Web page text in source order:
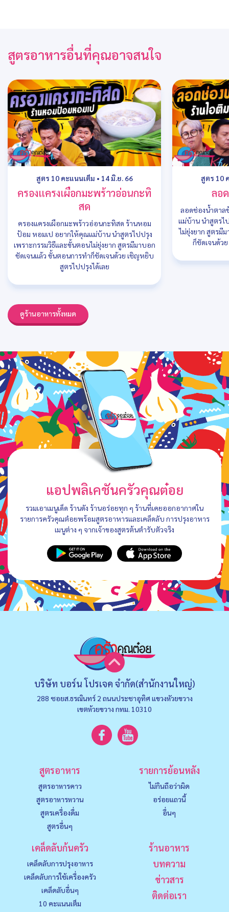
สูตรอาหารอื่นที่คุณอาจสนใจ
สูตร 10 คะแนนเต็ม • 14 มิ.ย. 66
ครองแครงเผือกมะพร้าวอ่อนกะทิ
สด
ครองแครงเผือกมะพร้าวอ่อนกะทิสด ร้านหอม
ป้อม หอมเป อยากให้คุณแม่บ้าน นำสูตรไปปรุง
เพราะกรรมวิธีและขั้นตอนไม่ยุ่งยาก สูตรมีมาบอก
ชัดเจนแล้ว ขั้นตอนการทำก็ชัดเจนด้วย เชิญหยิบ
สูตรไปปรุงได้เลย
สูตร 10
ลอ
ลอดช่องน้ำตาล
แม่บ้าน นำสูตรไ
ไม่ยุ่งยาก สูตรมี
ก็ชัดเจนด้ว
ดูร้านอาหารทั้งหมด
แอปพลิเคชันครัวคุณต๋อย
รวมเอาเมนูเด็ด ร้านดัง ร้านอร่อยทุก ๆ ร้านที่เคยออกอากาศใน
รายการครัวคุณต๋อยพร้อมสูตรอาหารและเคล็ดลับ การปรุงอาหาร
เมนูต่าง ๆ จากเจ้าของสูตรต้นตำรับตัวจริง
บริษัท บอร์น โปรเจค จำกัด(สำนักงานใหญ่)
288 ซอยส.ธรณินทร์ 2 ถนนประชาอุทิศ แขวงหัวยขวาง
เขตห้วยขวาง กทม. 10310
สูตรอาหาร
สูตรอาหารคาว
สูตรอาหารหวาน
สูตรเครื่องดื่ม
สูตรอื่นๆ
รายการย้อนหลัง
ไม่กินถือว่าผิด
อร่อยแถวนี้
อื่นๆ
เคล็ดลับก้นครัว
เคล็ดลับการปรุงอาหาร
เคล็ดลับการใช้เครื่องครัว
เคล็ดลับอื่นๆ
10 คะแนนเต็ม
ร้านอาหาร
บทความ
ข่าวสาร
ติดต่อเรา